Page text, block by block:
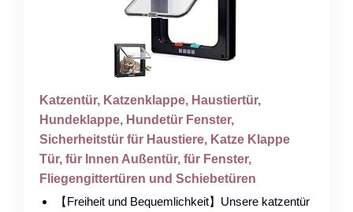
Katzentür, Katzenklappe, Haustiertür,
Hundeklappe, Hundetür Fenster,
Sicherheitstür für Haustiere, Katze Klappe
Tür, für Innen Außentür, für Fenster,
Fliegengittertüren und Schiebetüren
【Freiheit und Bequemlichkeit】Unsere katzentür